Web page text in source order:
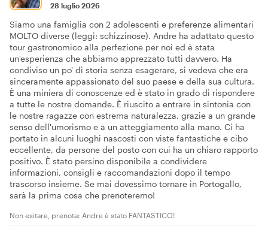
28 luglio 2026
Siamo una famiglia con 2 adolescenti e preferenze alimentari
MOLTO diverse (leggi: schizzinose). Andre ha adattato questo
tour gastronomico alla perfezione per noi ed è stata
un'esperienza che abbiamo apprezzato tutti davvero. Ha
condiviso un po' di storia senza esagerare, si vedeva che era
sinceramente appassionato del suo paese e della sua cultura.
È una miniera di conoscenze ed è stato in grado di rispondere
a tutte le nostre domande. È riuscito a entrare in sintonia con
le nostre ragazze con estrema naturalezza, grazie a un grande
senso dell'umorismo e a un atteggiamento alla mano. Ci ha
portato in alcuni luoghi nascosti con viste fantastiche e cibo
eccellente, da persone del posto con cui ha un chiaro rapporto
positivo. È stato persino disponibile a condividere
informazioni, consigli e raccomandazioni dopo il tempo
trascorso insieme. Se mai dovessimo tornare in Portogallo,
sarà la prima cosa che prenoteremo!
Non esitare, prenota: Andre è stato FANTASTICO!